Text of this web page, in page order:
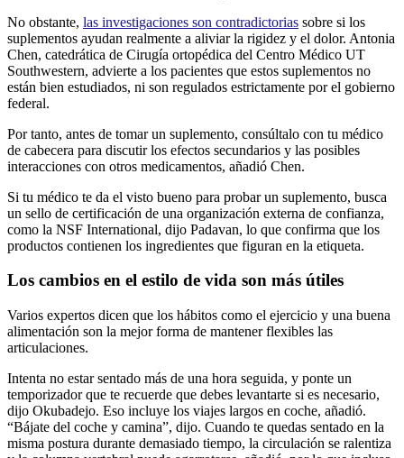
No obstante, las investigaciones son contradictorias sobre si los
suplementos ayudan realmente a aliviar la rigidez y el dolor. Antonia
Chen, catedrática de Cirugía ortopédica del Centro Médico UT
Southwestern, advierte a los pacientes que estos suplementos no
están bien estudiados, ni son regulados estrictamente por el gobierno
federal.
Por tanto, antes de tomar un suplemento, consúltalo con tu médico
de cabecera para discutir los efectos secundarios y las posibles
interacciones con otros medicamentos, añadió Chen.
Si tu médico te da el visto bueno para probar un suplemento, busca
un sello de certificación de una organización externa de confianza,
como la NSF International, dijo Padavan, lo que confirma que los
productos contienen los ingredientes que figuran en la etiqueta.
Los cambios en el estilo de vida son más útiles
Varios expertos dicen que los hábitos como el ejercicio y una buena
alimentación son la mejor forma de mantener flexibles las
articulaciones.
Intenta no estar sentado más de una hora seguida, y ponte un
temporizador que te recuerde que debes levantarte si es necesario,
dijo Okubadejo. Eso incluye los viajes largos en coche, añadió.
“Bájate del coche y camina”, dijo. Cuando te quedas sentado en la
misma postura durante demasiado tiempo, la circulación se ralentiza